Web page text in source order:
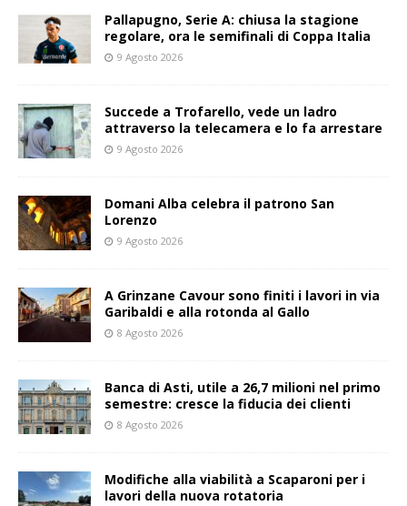
Pallapugno, Serie A: chiusa la stagione
regolare, ora le semifinali di Coppa Italia
9 Agosto 2026
Succede a Trofarello, vede un ladro
attraverso la telecamera e lo fa arrestare
9 Agosto 2026
Domani Alba celebra il patrono San
Lorenzo
9 Agosto 2026
A Grinzane Cavour sono finiti i lavori in via
Garibaldi e alla rotonda al Gallo
8 Agosto 2026
Banca di Asti, utile a 26,7 milioni nel primo
semestre: cresce la fiducia dei clienti
8 Agosto 2026
Modifiche alla viabilità a Scaparoni per i
lavori della nuova rotatoria